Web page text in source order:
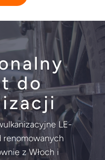
do
LE-
renomowanych
z Włoch i